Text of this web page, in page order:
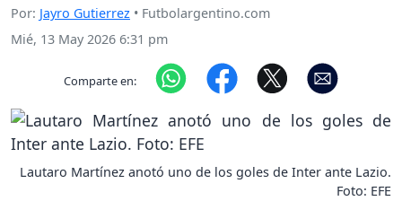
Por: Jayro Gutierrez • Futbolargentino.com
Mié, 13 May 2026 6:31 pm
Comparte en:
Lautaro Martínez anotó uno de los goles de Inter ante Lazio.
Foto: EFE